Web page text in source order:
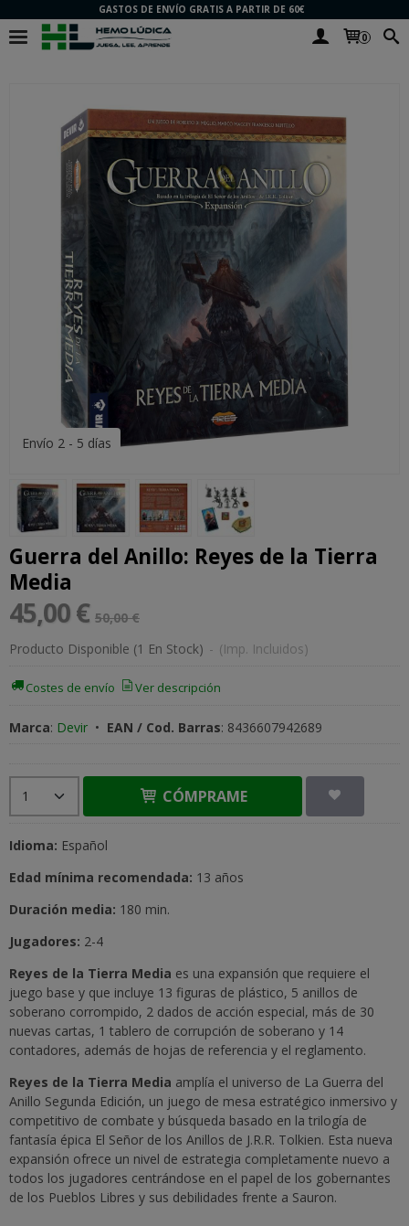
GASTOS DE ENVÍO GRATIS A PARTIR DE 60€
0
Envío 2 - 5 días
Guerra del Anillo: Reyes de la Tierra
Media
45,00 € 50,00 €
Producto Disponible (1 En Stock) - (Imp. Incluidos)
Costes de envío Ver descripción
Marca: Devir • EAN / Cod. Barras: 8436607942689
CÓMPRAME
Idioma: Español
Edad mínima recomendada: 13 años
Duración media: 180 min.
Jugadores: 2-4
Reyes de la Tierra Media es una expansión que requiere el
juego base y que incluye 13 figuras de plástico, 5 anillos de
soberano corrompido, 2 dados de acción especial, más de 30
nuevas cartas, 1 tablero de corrupción de soberano y 14
contadores, además de hojas de referencia y el reglamento.
Reyes de la Tierra Media amplía el universo de La Guerra del
Anillo Segunda Edición, un juego de mesa estratégico inmersivo y
competitivo de combate y búsqueda basado en la trilogía de
fantasía épica El Señor de los Anillos de J.R.R. Tolkien. Esta nueva
expansión ofrece un nivel de estrategia completamente nuevo a
todos los jugadores centrándose en el papel de los gobernantes
de los Pueblos Libres y sus debilidades frente a Sauron.